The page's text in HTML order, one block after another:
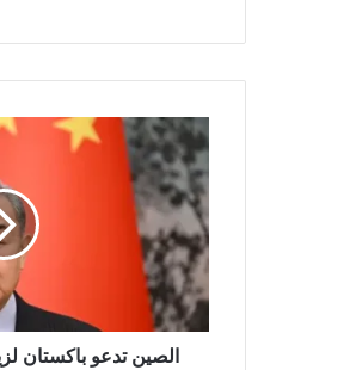
ا
الصين تدعو باكستان